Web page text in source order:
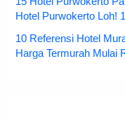
Hotel Purwokerto Loh!
10 Referensi Hotel
Harga Termurah Mulai